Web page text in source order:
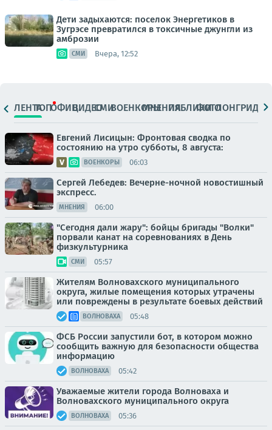
Дети задыхаются: поселок Энергетиков в
Зугрэсе превратился в токсичные джунгли из
амброзии
СМИ Вчера, 12:52
ЛЕНТАТОПОФИЦ.ВИДЕОСМИВОЕНКОРЫМНЕНИЯПАБЛИКИ
ФОТОЛОНГРИДЫ
Евгений Лисицын: Фронтовая сводка по
состоянию на утро субботы, 8 августа:
ВОЕНКОРЫ 06:03
Сергей Лебедев: Вечерне-ночной новостишный
экспресс.
МНЕНИЯ 06:00
"Сегодня дали жару": бойцы бригады "Волки"
порвали канат на соревнованиях в День
физкультурника
СМИ 05:57
Жителям Волновахского муниципального
округа, жилые помещения которых утрачены
или повреждены в результате боевых действий
ВОЛНОВАХА 05:48
ФСБ России запустили бот, в котором можно
сообщить важную для безопасности общества
информацию
ВОЛНОВАХА 05:42
Уважаемые жители города Волноваха и
Волновахского муниципального округа
ВОЛНОВАХА 05:36